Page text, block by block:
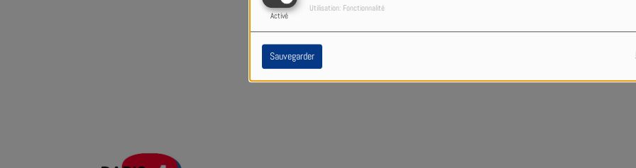
Activé
Utilisation: Fonctionnalité
Sauvegarder
Oups, vous avez rencontré une